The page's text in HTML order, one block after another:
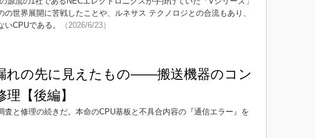
世界展開に苦戦したことや、ルネサス テクノロジとの合流もあり、
CPUである。
（2026/6/23）
れの先に見えたもの――搬送機器のコン
理【後編】
と修理の続きだ。本命のCPU基板と不具合内容の『通信エラー』を